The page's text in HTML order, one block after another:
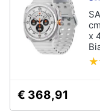
x
€ 368,91